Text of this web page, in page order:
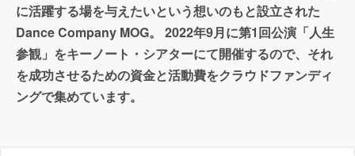
に活躍する場を与えたいという想いのもと設立された
Dance Company MOG。 2022年9月に第1回公演「人生
参観」をキーノート・シアターにて開催するので、それ
を成功させるための資金と活動費をクラウドファンディ
ングで集めています。